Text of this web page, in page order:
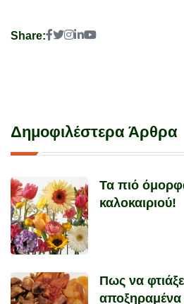
Share:
Δημοφιλέστερα Άρθρα
Τα πιό
καλοκαιριού!
Πως να